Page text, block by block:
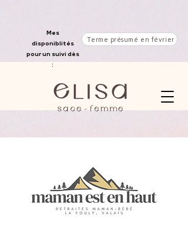
Mes
disponiblités
pour un suivi dès
:
Terme présumé en février